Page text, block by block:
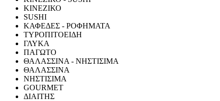
ΚΙΝΕΖΙΚΟ
SUSHI
ΚΑΦΕΔΕΣ - ΡΟΦΗΜΑΤΑ
ΤΥΡΟΠΙΤΟΕΙΔΗ
ΓΛΥΚΑ
ΠΑΓΩΤΟ
ΘΑΛΑΣΣΙΝΑ - ΝΗΣΤΙΣΙΜΑ
ΘΑΛΑΣΣΙΝΑ
ΝΗΣΤΙΣΙΜΑ
GOURMET
ΔΙΑΙΤΗΣ